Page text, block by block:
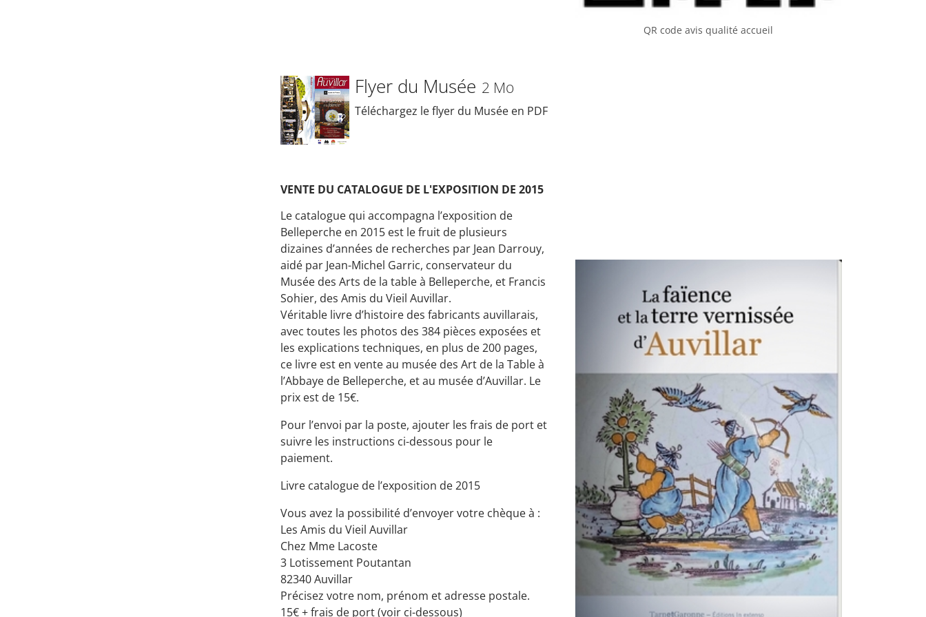
QR code avis qualité accueil
Flyer du Musée 2 Mo
Téléchargez le flyer du Musée en PDF
VENTE DU CATALOGUE DE L'EXPOSITION DE 2015
Le catalogue qui accompagna l’exposition de
Belleperche en 2015 est le fruit de plusieurs
dizaines d’années de recherches par Jean Darrouy,
aidé par Jean-Michel Garric, conservateur du
Musée des Arts de la table à Belleperche, et Francis
Sohier, des Amis du Vieil Auvillar.
Véritable livre d’histoire des fabricants auvillarais,
avec toutes les photos des 384 pièces exposées et
les explications techniques, en plus de 200 pages,
ce livre est en vente au musée des Art de la Table à
l’Abbaye de Belleperche, et au musée d’Auvillar. Le
prix est de 15€.
Pour l’envoi par la poste, ajouter les frais de port et
suivre les instructions ci-dessous pour le
paiement.
Livre catalogue de l’exposition de 2015
Vous avez la possibilité d’envoyer votre chèque à :
Les Amis du Vieil Auvillar
Chez Mme Lacoste
3 Lotissement Poutantan
82340 Auvillar
Précisez votre nom, prénom et adresse postale.
15€ + frais de port (voir ci-dessous)